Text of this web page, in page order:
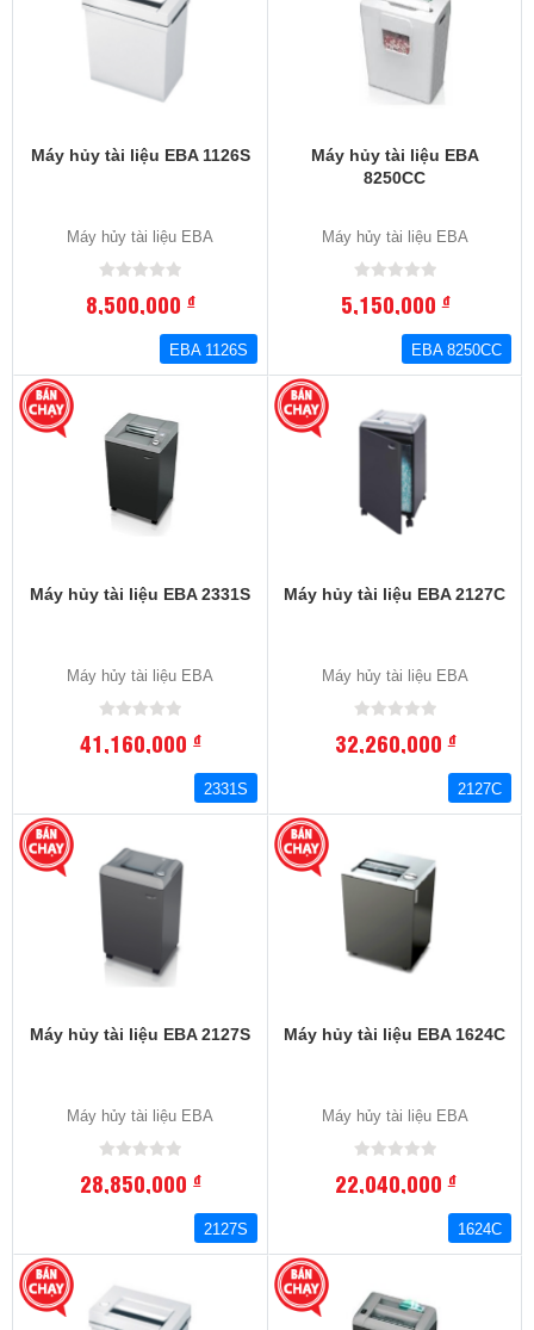
Máy hủy tài liệu EBA 1126S
Máy hủy tài liệu EBA
8,500,000đ
EBA 1126S
Máy hủy tài liệu EBA
8250CC
Máy hủy tài liệu EBA
5,150,000đ
EBA 8250CC
Máy hủy tài liệu EBA 2331S
Máy hủy tài liệu EBA
41,160,000đ
2331S
Máy hủy tài liệu EBA 2127C
Máy hủy tài liệu EBA
32,260,000đ
2127C
Máy hủy tài liệu EBA 2127S
Máy hủy tài liệu EBA
28,850,000đ
2127S
Máy hủy tài liệu EBA 1624C
Máy hủy tài liệu EBA
22,040,000đ
1624C